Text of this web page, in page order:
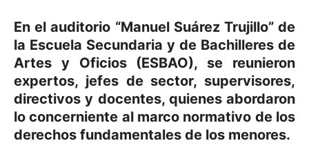
En el auditorio “Manuel Suárez Trujillo” de
la Escuela Secundaria y de Bachilleres de
Artes y Oficios (ESBAO), se reunieron
expertos, jefes de sector, supervisores,
directivos y docentes, quienes abordaron
lo concerniente al marco normativo de los
derechos fundamentales de los menores.